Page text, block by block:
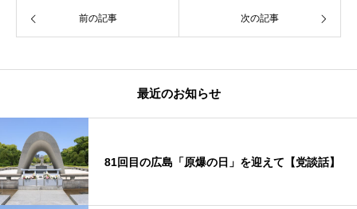
前の記事 次の記事
最近のお知らせ
81回目の広島「原爆の日」を迎えて【党談話】